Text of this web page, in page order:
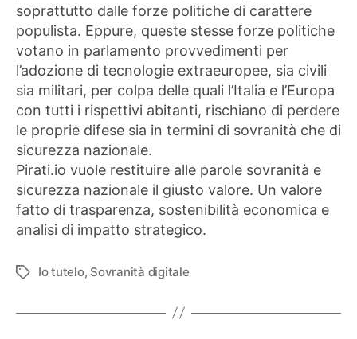
soprattutto dalle forze politiche di carattere
populista. Eppure, queste stesse forze politiche
votano in parlamento provvedimenti per
l’adozione di tecnologie extraeuropee, sia civili
sia militari, per colpa delle quali l’Italia e l’Europa
con tutti i rispettivi abitanti, rischiano di perdere
le proprie difese sia in termini di sovranità che di
sicurezza nazionale.
Pirati.io vuole restituire alle parole sovranità e
sicurezza nazionale il giusto valore. Un valore
fatto di trasparenza, sostenibilità economica e
analisi di impatto strategico.
Tag Io tutelo, Sovranità digitale